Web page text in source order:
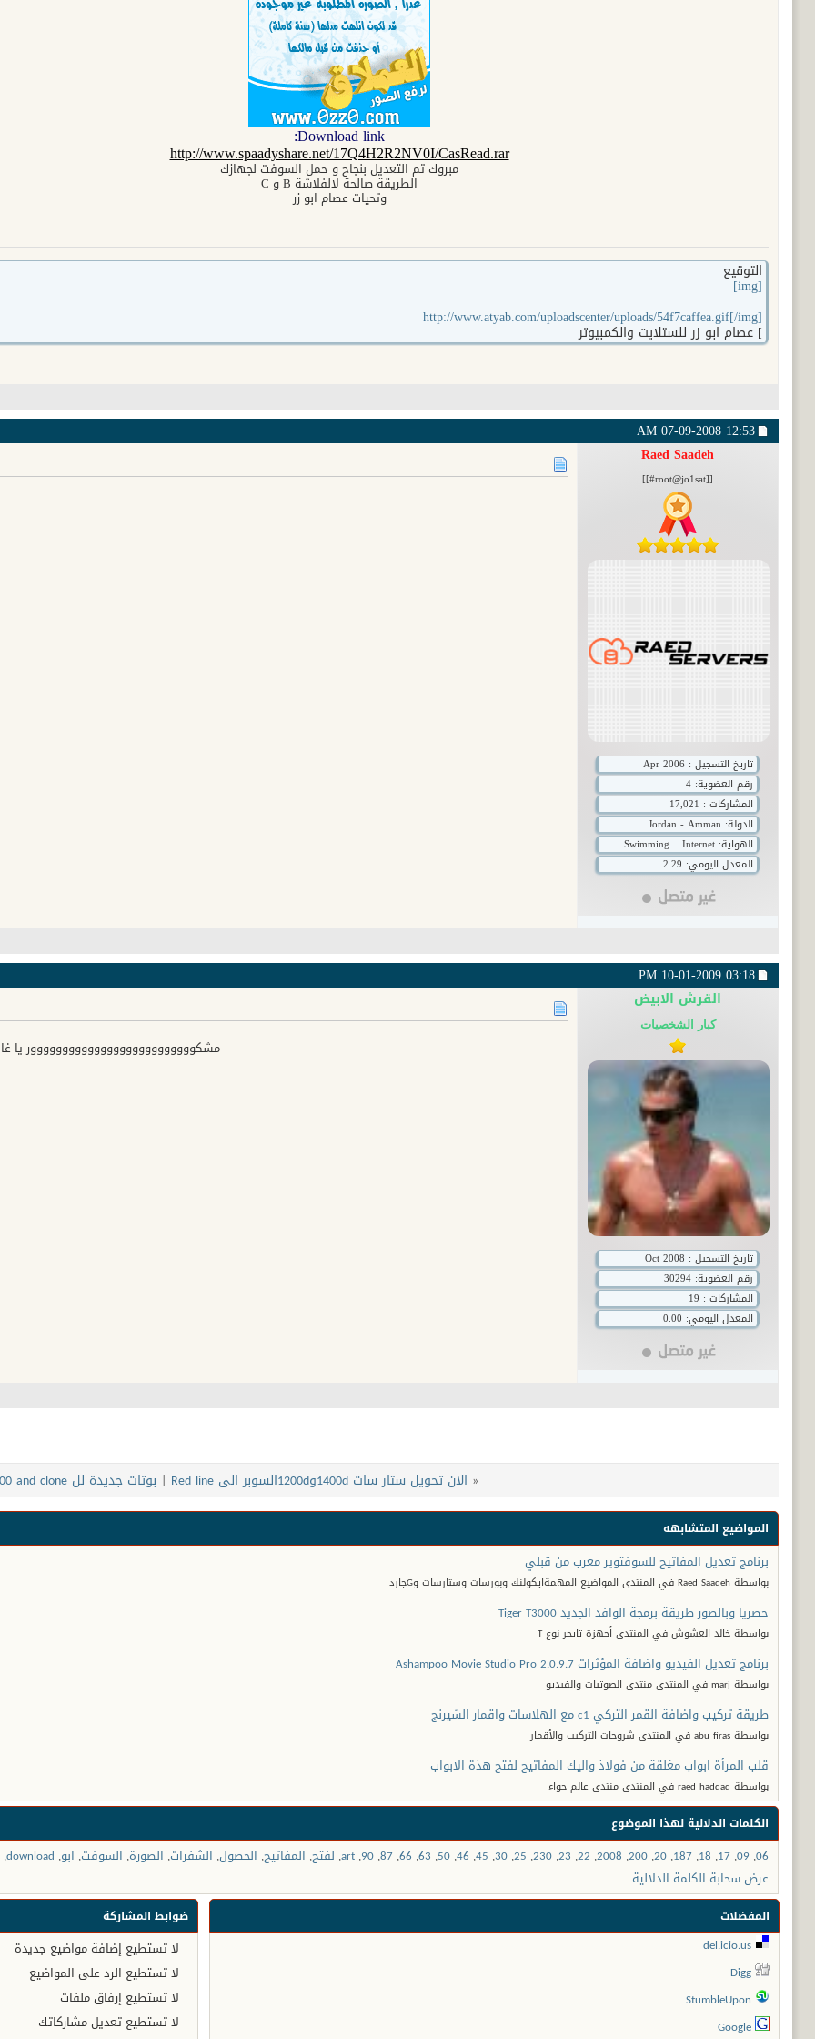
Download link:
http://www.spaadyshare.net/17Q4H2R2NV0I/CasRead.rar
مبروك تم التعديل بنجاح و حمل السوفت لجهازك
الطريقة صالحة لالفلاشة B و C
وتحيات عصام ابو زر
التوقيع
[img]
http://www.atyab.com/uploadscenter/uploads/54f7caffea.gif[/img]
] عصام ابو زر للستلايت والكمبيوتر
07-09-2008 12:53 AM
Raed Saadeh
[[root@jo1sat#]]
تاريخ التسجيل : Apr 2006
رقم العضوية:
المشاركات : 17,021
الدولة: Jordan - Amman
الهواية: Swimming .. Internet
المعدل اليومي: 2.29
10-01-200903:18 PM
القرش الابيض
كبار الشخصيات
تاريخ التسجيل : Oct 2008
رقم العضوية:
المشاركات : 19
المعدل اليومي: 0.00
مشكوووووووووووووووووووووووووور يا
« الان تحويل ستار سات 1400dو1200dالسوبر الى Red line | بوتات جديدة لل STATSAT 4200 and clone
المواضيع المتشابهه
برنامج تعديل المفاتيح للسوفتوير معرب من قبلي
بواسطة Raed Saadeh في المنتدى المواضيع المهمةايكولنك وبورسات وستارسات وGجارد
حصريا وبالصور طريقة برمجة الوافد الجديد Tiger T3000
بواسطة خالد العشوش في المنتدى أجهزة تايجر نوع T
برنامج تعديل الفيديو واضافة المؤثرات Ashampoo Movie Studio Pro 2.0.9.7
بواسطة marj في المنتدى منتدى الصوتيات والفيديو
طريقة تركيب واضافة القمر التركي c1 مع الهلاسات واقمار الشيرنج
بواسطة abu firas في المنتدى شروحات التركيب والأقمار
قلب المرأة ابواب مغلقة من فولاذ واليك المفاتيح لفتح هذة الابواب
بواسطة raed haddad في المنتدى منتدى عالم حواء
الكلمات الدلالية لهذا الموضوع
06
,
09
,
17
,
18
,
187
,
20
,
200
,
2008
,
22
,
23
,
230
,
25
,
30
,
45
,
46
,
50
,
63
,
66
,
87
,
90
,
art
, لفتح, المفاتيح, الحصول, الشفرات, الصورة, السوفت, ابو,
download
,
عرض سحابة الكلمة الدلالية
المفضلات
del.icio.us
Digg
StumbleUpon
Google
ضوابط المشاركة
لا تستطيع إضافة مواضيع جديدة
لا تستطيع الرد على المواضيع
لا تستطيع إرفاق ملفات
لا تستطيع تعديل مشاركاتك